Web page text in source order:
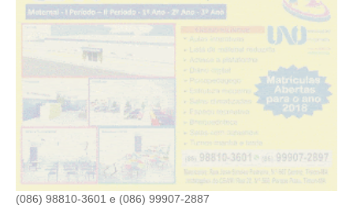
(086) 98810-3601 e (086) 99907-2887